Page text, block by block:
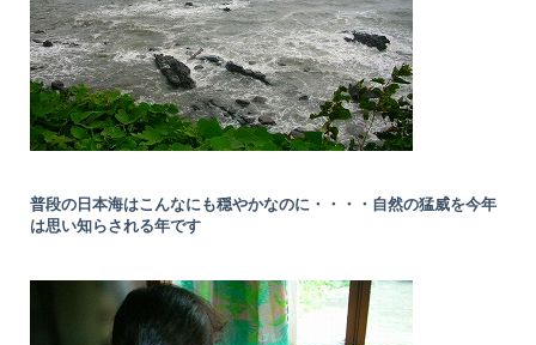
普段の日本海はこんなにも穏やかなのに・・・・自然の猛威を今年
は思い知らされる年です